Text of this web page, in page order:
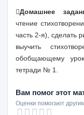
Домашнее
чтение
часть 2-я), сделать
выучить
обобщающему
тетради № 1.
Вам помог этот
Оценки помогают